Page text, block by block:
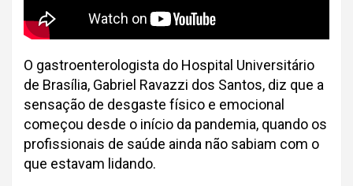
O gastroenterologista do Hospital Universitário
de Brasília, Gabriel Ravazzi dos Santos, diz que a
sensação de desgaste físico e emocional
começou desde o início da pandemia, quando os
profissionais de saúde ainda não sabiam com o
que estavam lidando.